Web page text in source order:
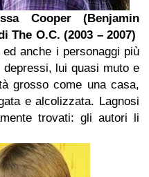
Cooper (Benjamin
The O.C. (2003 – 2007)
anche i personaggi più
lui quasi muto e
grosso come una casa,
e alcolizzata. Lagnosi
trovati: gli autori li